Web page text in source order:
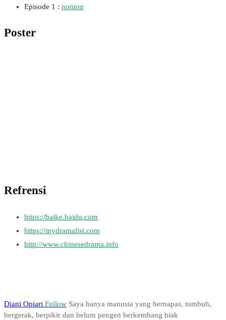
Episode 1 : nonton
Poster
Refrensi
https://baike.baidu.com
https://mydramalist.com
http://www.chinesedrama.info
Diani Opiari Follow Saya hanya manusia yang bernapas, tumbuh,
bergerak, berpikir dan belum pengen berkembang biak